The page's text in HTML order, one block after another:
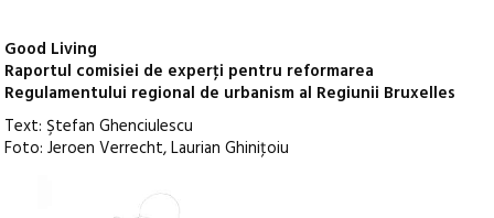
Good Living
Raportul comisiei de experţi pentru reformarea
Regulamentului regional de urbanism al Regiunii Bruxelles
Text: Ştefan Ghenciulescu
Foto: Jeroen Verrecht, Laurian Ghiniţoiu